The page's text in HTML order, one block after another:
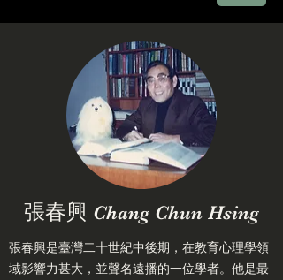
​張春興 Chang Chun Hsing
張春興是臺灣二十世紀中後期，在教育心理學領
域影響力甚大，並聲名遠播的一位學者。他是最